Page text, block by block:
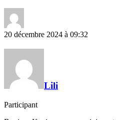
20 décembre 2024 à 09:32
Lili
Participant